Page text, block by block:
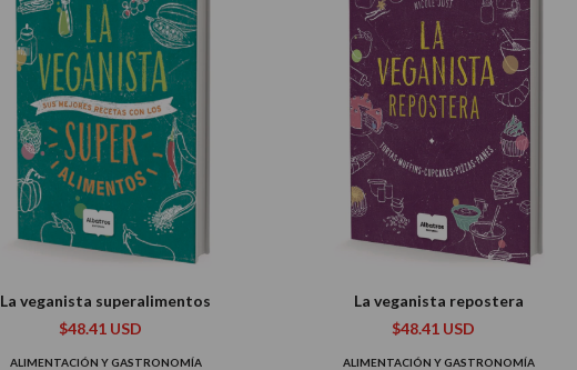
La veganista superalimentos
$48.41 USD
ALIMENTACIÓN Y GASTRONOMÍA
La veganista repostera
$48.41 USD
ALIMENTACIÓN Y GASTRONOMÍA